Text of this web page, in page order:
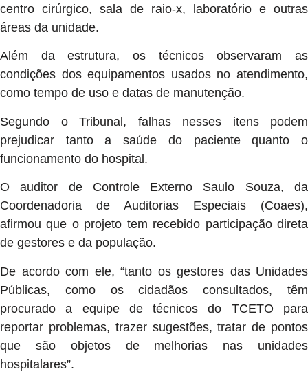
centro cirúrgico, sala de raio-x, laboratório e outras
áreas da unidade.
Além da estrutura, os técnicos observaram as
condições dos equipamentos usados no atendimento,
como tempo de uso e datas de manutenção.
Segundo o Tribunal, falhas nesses itens podem
prejudicar tanto a saúde do paciente quanto o
funcionamento do hospital.
O auditor de Controle Externo Saulo Souza, da
Coordenadoria de Auditorias Especiais (Coaes),
afirmou que o projeto tem recebido participação direta
de gestores e da população.
De acordo com ele, “tanto os gestores das Unidades
Públicas, como os cidadãos consultados, têm
procurado a equipe de técnicos do TCETO para
reportar problemas, trazer sugestões, tratar de pontos
que são objetos de melhorias nas unidades
hospitalares”.